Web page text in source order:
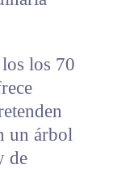
los 70
un árbol
de